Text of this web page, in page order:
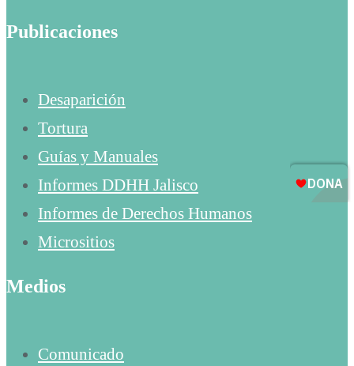
Publicaciones
Desaparición
Tortura
Guías y Manuales
Informes DDHH Jalisco
Informes de Derechos Humanos
Micrositios
Medios
Comunicado